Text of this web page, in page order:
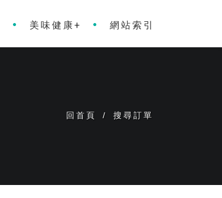
美味健康+ 網站索引
回首頁 / 搜尋訂單